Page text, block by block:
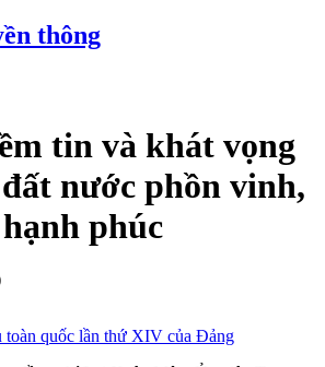
thông
tin và khát vọng
nước phồn vinh,
phúc
quốc lần thứ XIV của Đảng